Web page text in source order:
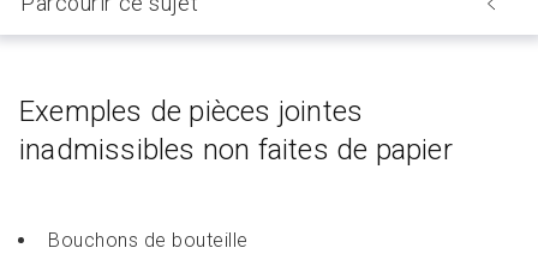
Exemples de pièces jointes
inadmissibles non faites de papier
Bouchons de bouteille